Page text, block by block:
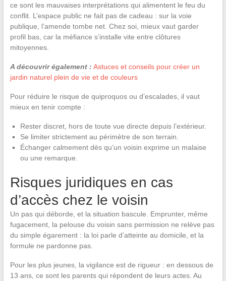
ce sont les mauvaises interprétations qui alimentent le feu du
conflit. L’espace public ne fait pas de cadeau : sur la voie
publique, l’amende tombe net. Chez soi, mieux vaut garder
profil bas, car la méfiance s’installe vite entre clôtures
mitoyennes.
A découvrir également : Astuces et conseils pour créer un
jardin naturel plein de vie et de couleurs
Pour réduire le risque de quiproquos ou d’escalades, il vaut
mieux en tenir compte :
Rester discret, hors de toute vue directe depuis l’extérieur.
Se limiter strictement au périmètre de son terrain.
Échanger calmement dès qu’un voisin exprime un malaise
ou une remarque.
Risques juridiques en cas
d’accès chez le voisin
Un pas qui déborde, et la situation bascule. Emprunter, même
fugacement, la pelouse du voisin sans permission ne relève pas
du simple égarement : la loi parle d’atteinte au domicile, et la
formule ne pardonne pas.
Pour les plus jeunes, la vigilance est de rigueur : en dessous de
13 ans, ce sont les parents qui répondent de leurs actes. Au